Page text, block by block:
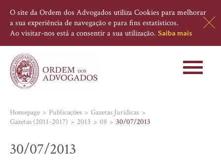
O site da Ordem dos Advogados utiliza Cookies para melhorar
a sua experiência de navegação e para fins estatísticos.
Ao visitar-nos está a consentir a sua utilização. Saiba mais
Toggle
Homepage Publicações
Gazetas Jurídicas
Gazetas (2011-2017)
2013 08 30/07/2013
30/07/2013